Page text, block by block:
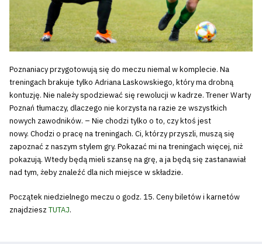
Poznaniacy przygotowują się do meczu niemal w komplecie. Na
treningach brakuje tylko Adriana Laskowskiego, który ma drobną
kontuzję. Nie należy spodziewać się rewolucji w kadrze. Trener Warty
Poznań tłumaczy, dlaczego nie korzysta na razie ze wszystkich
nowych zawodników. – Nie chodzi tylko o to, czy ktoś jest
nowy. Chodzi o pracę na treningach. Ci, którzy przyszli, muszą się
zapoznać z naszym stylem gry. Pokazać mi na treningach więcej, niż
pokazują. Wtedy będą mieli szansę na grę, a ja będą się zastanawiał
nad tym, żeby znaleźć dla nich miejsce w składzie.
Początek niedzielnego meczu o godz. 15. Ceny biletów i karnetów
znajdzieszTUTAJ.